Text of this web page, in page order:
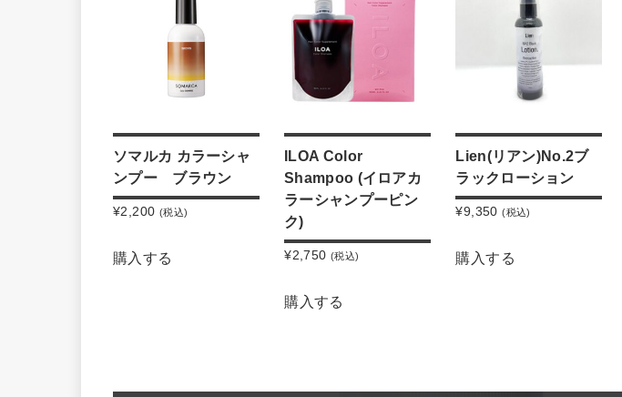
ソマルカ カラーシャ
ンプー ブラウン
¥2,200 (税込)
購入する
ILOA Color
Shampoo (イロアカ
ラーシャンプーピン
ク)
¥2,750 (税込)
購入する
Lien(リアン)No.2ブ
ラックローション
¥9,350 (税込)
購入する